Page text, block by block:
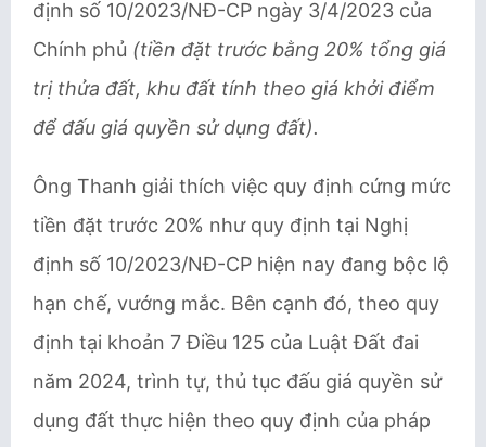
định số 10/2023/NĐ-CP ngày 3/4/2023 của
Chính phủ (tiền đặt trước bằng 20% tổng giá
trị thửa đất, khu đất tính theo giá khởi điểm
để đấu giá quyền sử dụng đất).
Ông Thanh giải thích việc quy định cứng mức
tiền đặt trước 20% như quy định tại Nghị
định số 10/2023/NĐ-CP hiện nay đang bộc lộ
hạn chế, vướng mắc. Bên cạnh đó, theo quy
định tại khoản 7 Điều 125 của Luật Đất đai
năm 2024, trình tự, thủ tục đấu giá quyền sử
dụng đất thực hiện theo quy định của pháp